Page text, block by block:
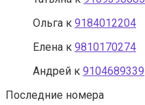
Ольга к 9184012204
Елена к 9810170274
Андрей к 9104689339
Последние номера